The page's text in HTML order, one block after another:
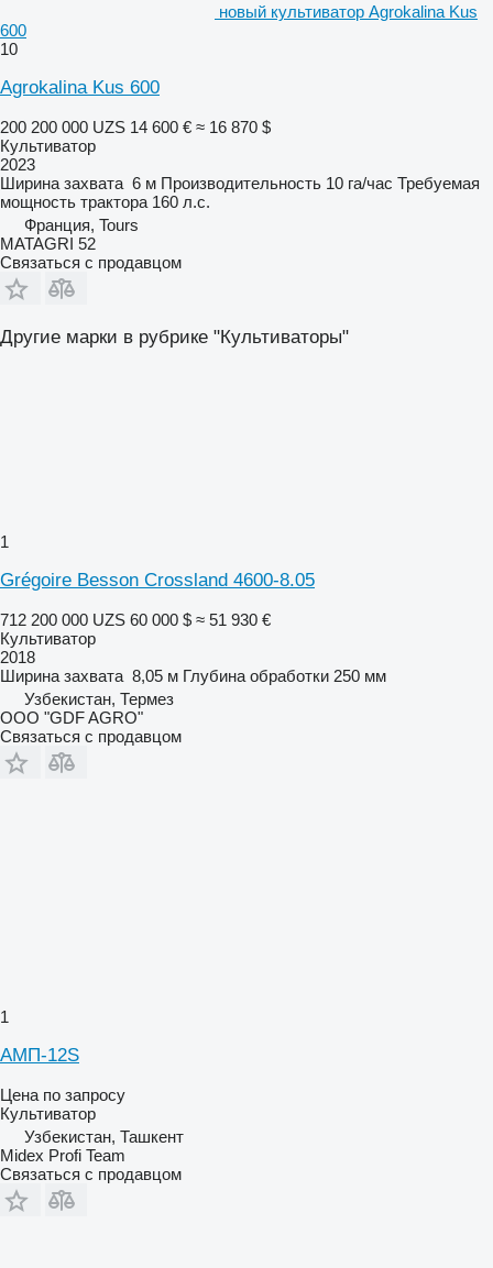
новый культиватор Agrokalina Kus
600
10
Agrokalina Kus 600
200 200 000 UZS 14 600 € ≈ 16 870 $
Культиватор
2023
Ширина захвата 6 м Производительность 10 га/час Требуемая
мощность трактора 160 л.с.
Франция, Tours
MATAGRI 52
Связаться с продавцом
Другие марки в рубрике "Культиваторы"
1
Grégoire Besson Crossland 4600-8.05
712 200 000 UZS 60 000 $ ≈ 51 930 €
Культиватор
2018
Ширина захвата 8,05 м Глубина обработки 250 мм
Узбекистан, Термез
ООО "GDF AGRO"
Связаться с продавцом
1
АМП-12S
Цена по запросу
Культиватор
Узбекистан, Ташкент
Midex Profi Team
Связаться с продавцом